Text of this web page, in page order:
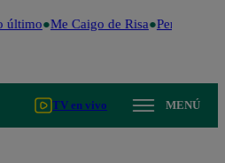
Me Caigo de Risa Perú Decide
TV en vivo MENÚ